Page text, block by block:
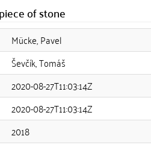
of stone
Mücke, Pavel
Ševčík, Tomáš
2020-08-27T11:03:14Z
2020-08-27T11:03:14Z
2018